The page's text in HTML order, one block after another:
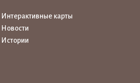
Интерактивные карты
Новости
Истории